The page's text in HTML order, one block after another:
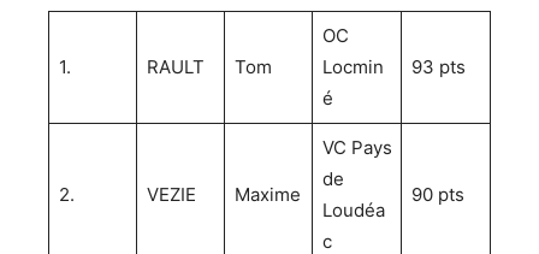
1. RAULT Tom
OC
Locmin
é
93 pts
2. VEZIE Maxime
VC Pays
de
Loudéa
c
90 pts